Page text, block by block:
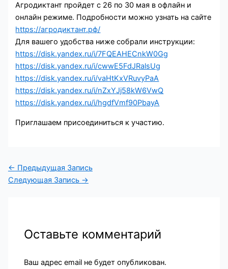
Агродиктант пройдет с 26 по 30 мая в офлайн и
онлайн режиме. Подробности можно узнать на сайте
https://агродиктант.рф/
Для вашего удобства ниже собрали инструкции:
https://disk.yandex.ru/i/7FQEAHECnkW0Gg
https://disk.yandex.ru/i/cwwE5FdJRalsUg
https://disk.yandex.ru/i/vaHtKxVRuvyPaA
https://disk.yandex.ru/i/nZxYJj58kW6VwQ
https://disk.yandex.ru/i/hgdfVmf90PbayA
Приглашаем присоединиться к участию.
← Предыдущая Запись
Следующая Запись →
Оставьте комментарий
Ваш адрес email не будет опубликован.